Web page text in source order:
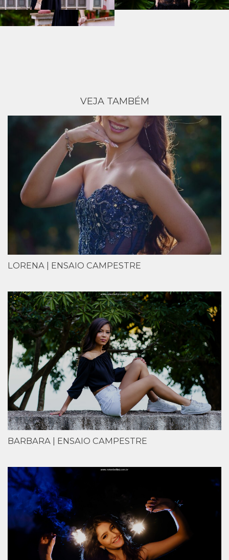
VEJA TAMBÉM
LORENA | ENSAIO CAMPESTRE
BARBARA | ENSAIO CAMPESTRE